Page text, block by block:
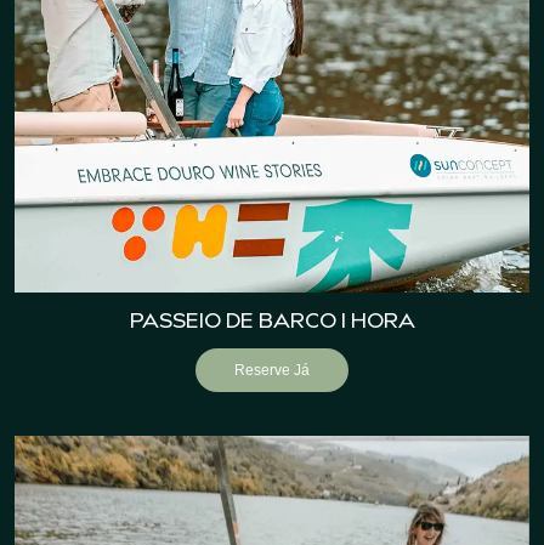
PASSEIO DE BARCO 1 HORA
Reserve Já